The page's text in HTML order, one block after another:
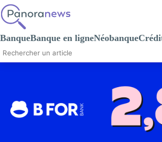
BanqueBanque en ligneNéobanque